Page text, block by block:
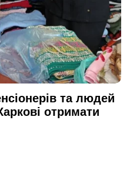
та людей
отримати